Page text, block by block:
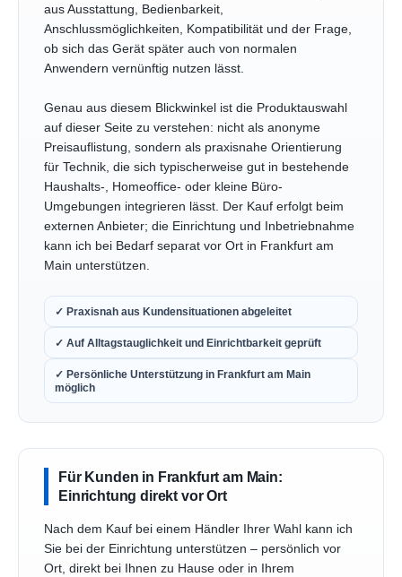
aus Ausstattung, Bedienbarkeit,
Anschlussmöglichkeiten, Kompatibilität und der Frage,
ob sich das Gerät später auch von normalen
Anwendern vernünftig nutzen lässt.
Genau aus diesem Blickwinkel ist die Produktauswahl
auf dieser Seite zu verstehen: nicht als anonyme
Preisauflistung, sondern als praxisnahe Orientierung
für Technik, die sich typischerweise gut in bestehende
Haushalts-, Homeoffice- oder kleine Büro-
Umgebungen integrieren lässt. Der Kauf erfolgt beim
externen Anbieter; die Einrichtung und Inbetriebnahme
kann ich bei Bedarf separat vor Ort in Frankfurt am
Main unterstützen.
✓ Praxisnah aus Kundensituationen abgeleitet
✓ Auf Alltagstauglichkeit und Einrichtbarkeit geprüft
✓ Persönliche Unterstützung in Frankfurt am Main
möglich
Für Kunden in Frankfurt am Main:
Einrichtung direkt vor Ort
Nach dem Kauf bei einem Händler Ihrer Wahl kann ich
Sie bei der Einrichtung unterstützen – persönlich vor
Ort, direkt bei Ihnen zu Hause oder in Ihrem